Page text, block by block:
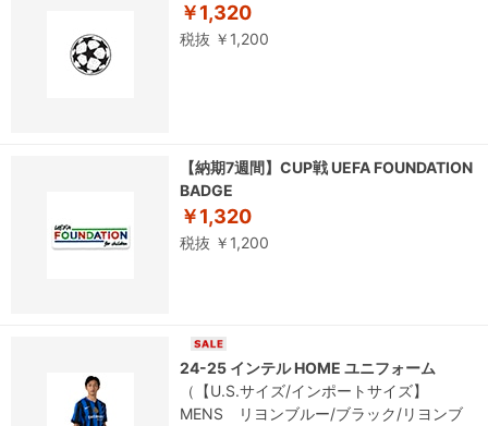
￥1,320
税抜 ￥1,200
【納期7週間】CUP戦 UEFA FOUNDATION
BADGE
￥1,320
税抜 ￥1,200
24-25 インテル HOME ユニフォーム
（【U.S.サイズ/インポートサイズ】
MENS リヨンブルー/ブラック/リヨンブ